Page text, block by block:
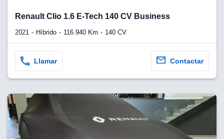
Renault Clio 1.6 E-Tech 140 CV Business
2021 Híbrido 116.940 Km 140 CV
Llamar Contactar